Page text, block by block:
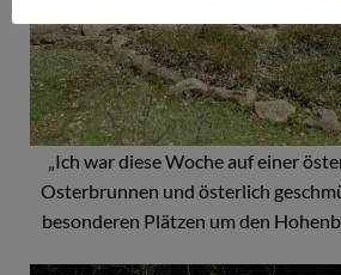
„Ich war diese Woche auf einer
Osterbrunnen und österlich
besonderen Plätzen um den